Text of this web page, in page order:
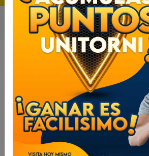
Inicio
Herramientas
POLICHADORA DEWALT
3500RPM DWP849X-
POLICHADORA DEWALT
PROFESIONAL 7" Y 9"
3500RPM DWP849X-B3
DESCRIPCIÓN
SKU...70560058
POLICHADORA DEWALT
1250W 3500RPM DWP849X-B3